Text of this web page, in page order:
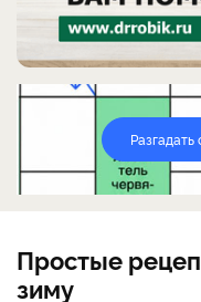
Простые
зиму